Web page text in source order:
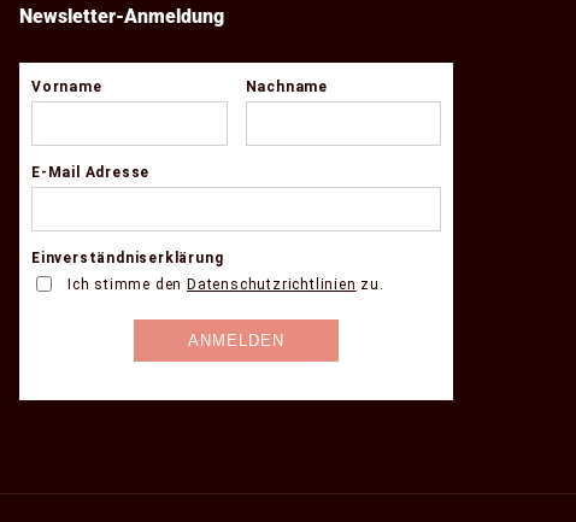
Newsletter-Anmeldung